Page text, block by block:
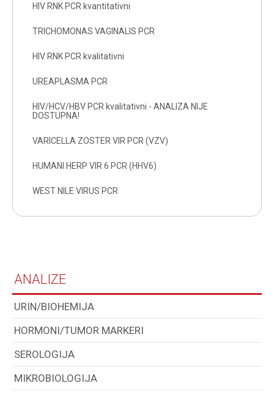
HIV RNK PCR kvantitativni
TRICHOMONAS VAGINALIS PCR
HIV RNK PCR kvalitativni
UREAPLASMA PCR
HIV/HCV/HBV PCR kvalitativni - ANALIZA NIJE
DOSTUPNA!
VARICELLA ZOSTER VIR PCR (VZV)
HUMANI HERP VIR 6 PCR (HHV6)
WEST NILE VIRUS PCR
ANALIZE
URIN/BIOHEMIJA
HORMONI/TUMOR MARKERI
SEROLOGIJA
MIKROBIOLOGIJA